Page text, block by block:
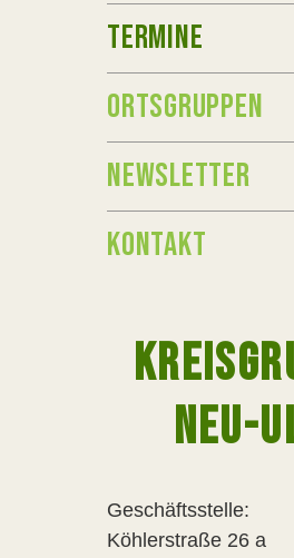
TERMINE
ORTSGRUPPEN
NEWSLETTER
KONTAKT
NEU-
Geschäftsstelle:
Köhlerstraße 26 a